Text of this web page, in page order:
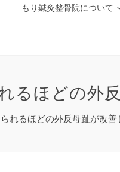
もり鍼灸整骨院について
るほどの外
れるほどの外反母趾が改